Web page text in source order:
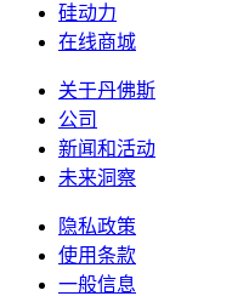
硅动力
在线商城
关于丹佛斯
公司
新闻和活动
未来洞察
隐私政策
使用条款
一般信息